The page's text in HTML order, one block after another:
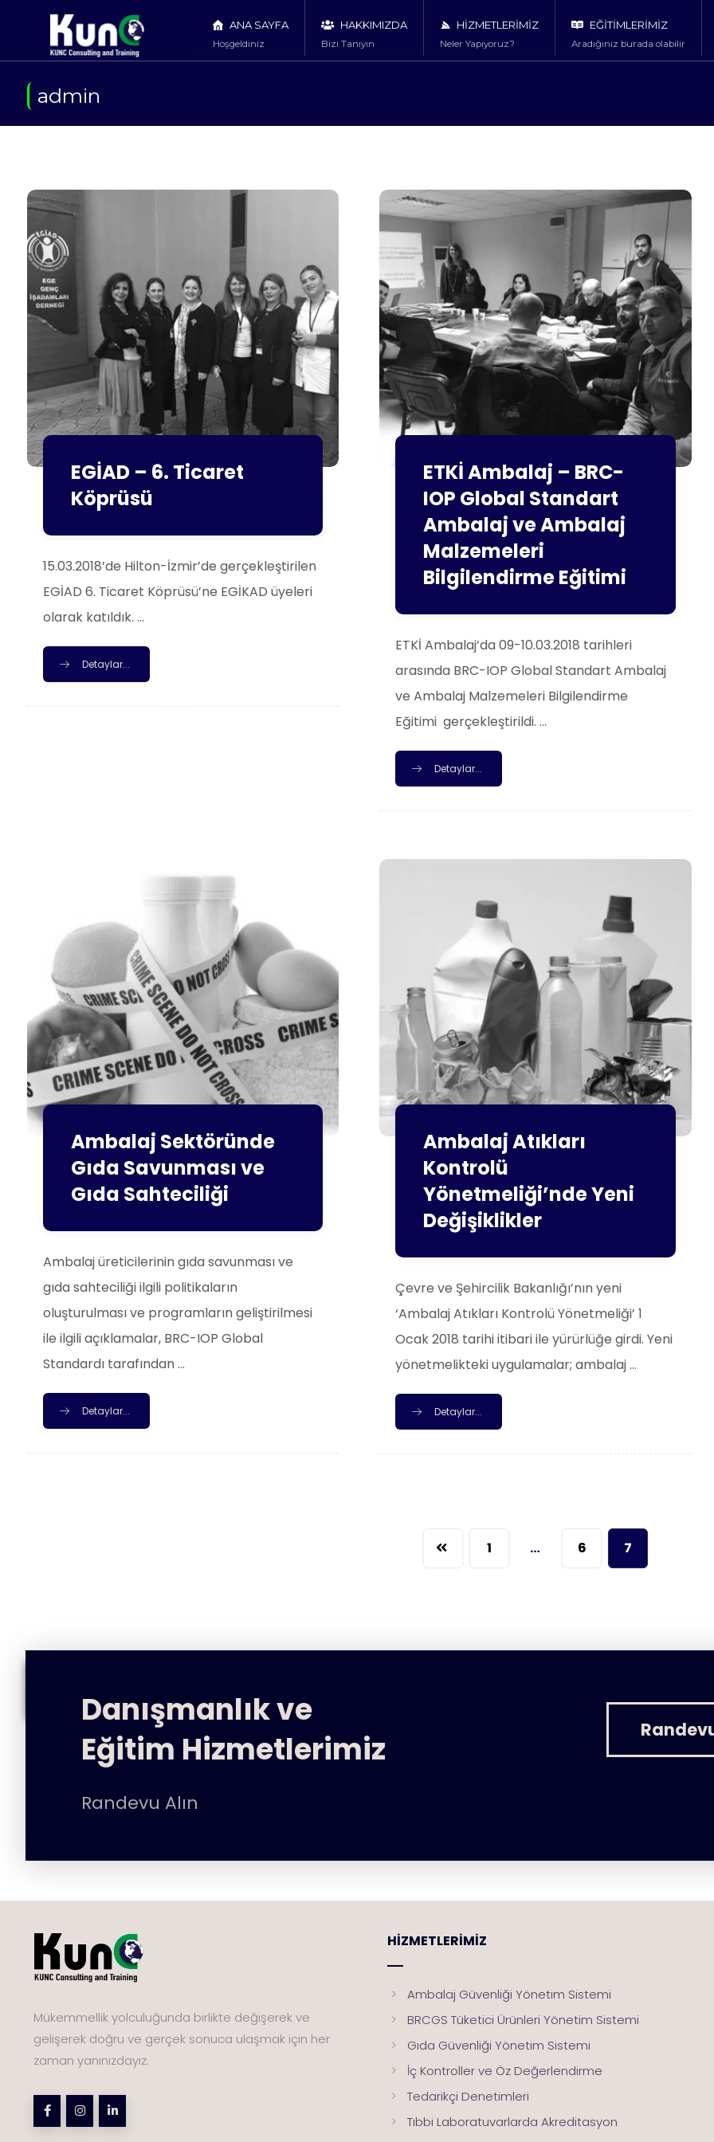
ANA SAYFA
Hoşgeldiniz
HAKKIMIZDA
Bizi Tanıyın
HİZMETLERİMİZ
Neler Yapıyoruz?
EĞİTİMLERİMİZ
Aradığınız burada olabilir
admin
EGİAD – 6. Ticaret
Köprüsü
15.03.2018’de Hilton-İzmir’de gerçekleştirilen
EGİAD 6. Ticaret Köprüsü’ne EGİKAD üyeleri
olarak katıldık. ...
Detaylar...
ETKİ Ambalaj – BRC-
IOP Global Standart
Ambalaj ve Ambalaj
Malzemeleri
Bilgilendirme Eğitimi
ETKİ Ambalaj’da 09-10.03.2018 tarihleri
arasında BRC-IOP Global Standart Ambalaj
ve Ambalaj Malzemeleri Bilgilendirme
Eğitimi gerçekleştirildi. ...
Detaylar...
Ambalaj Sektöründe
Gıda Savunması ve
Gıda Sahteciliği
Ambalaj üreticilerinin gıda savunması ve
gıda sahteciliği ilgili politikaların
oluşturulması ve programların geliştirilmesi
ile ilgili açıklamalar, BRC-IOP Global
Standardı tarafından ...
Detaylar...
Ambalaj Atıkları
Kontrolü
Yönetmeliği’nde Yeni
Değişiklikler
Çevre ve Şehircilik Bakanlığı’nın yeni
‘Ambalaj Atıkları Kontrolü Yönetmeliği’ 1
Ocak 2018 tarihi itibari ile yürürlüğe girdi. Yeni
yönetmelikteki uygulamalar; ambalaj ...
Detaylar...
1 … 6 7
Danışmanlık ve
Eğitim Hizmetlerimiz
Randevu Alın
Mükemmellik yolculuğunda birlikte değişerek ve
gelişerek doğru ve gerçek sonuca ulaşmak için her
zaman yanınızdayız.
HIZMETLERIMIZ
Ambalaj Güvenliği Yönetim Sistemi
BRCGS Tüketici Ürünleri Yönetim Sistemi
Gıda Güvenliği Yönetim Sistemi
İç Kontroller ve Öz Değerlendirme
Tedarikçi Denetimleri
Tıbbi Laboratuvarlarda Akreditasyon